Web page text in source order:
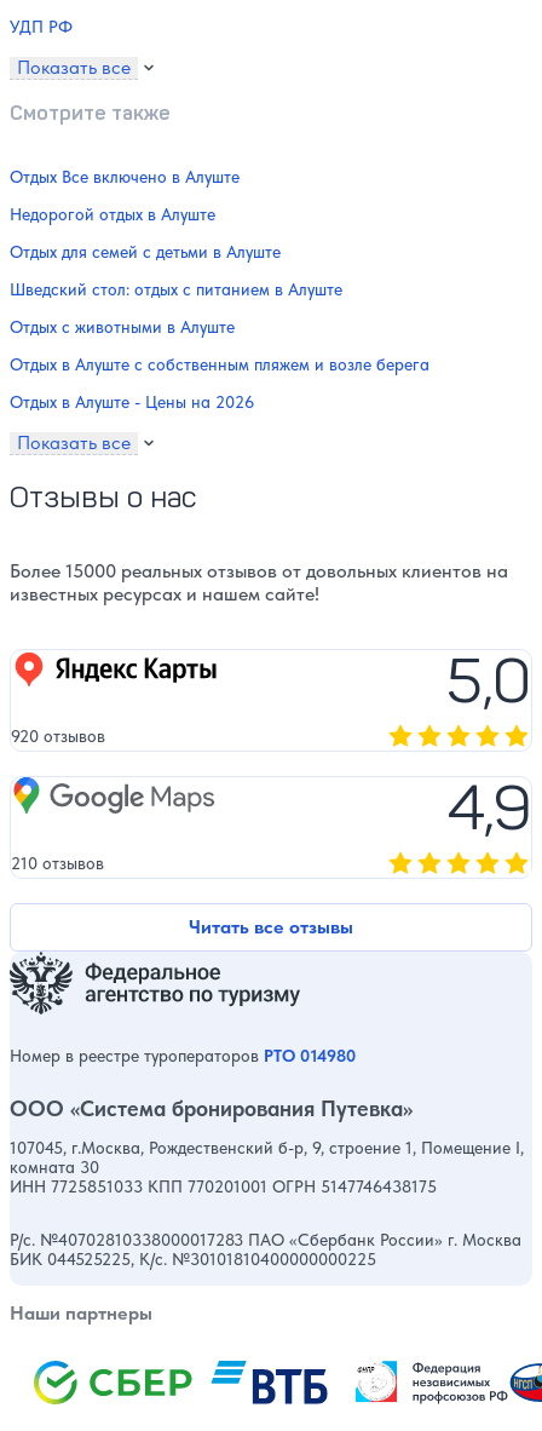
УДП РФ
Показать все
Смотрите также
Отдых Все включено в Алуште
Недорогой отдых в Алуште
Отдых для семей с детьми в Алуште
Шведский стол: отдых с питанием в Алуште
Отдых с животными в Алуште
Отдых в Алуште с собственным пляжем и возле берега
Отдых в Алуште - Цены на 2026
Показать все
Отзывы о нас
Более 15000 реальных отзывов от довольных клиентов на
известных ресурсах и нашем сайте!
Читать все отзывы
Яндекс карты 5,0
920 отзывов
Google Maps 4,9
210 отзывов
Номер в реестре туроператоров РТО 014980
ООО «Система бронирования Путевка»
107045, г.Москва, Рождественский б-р, 9, строение 1, Помещение I,
комната 30
ИНН 7725851033 КПП 770201001 ОГРН 5147746438175
Р/с. №40702810338000017283 ПАО «Сбербанк России» г. Москва
БИК 044525225, К/с. №30101810400000000225
Наши партнеры